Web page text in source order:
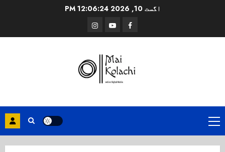
اگست 10, 2026 12:06:25 PM
Facebook
Youtube
Instagram
Primary
Menu